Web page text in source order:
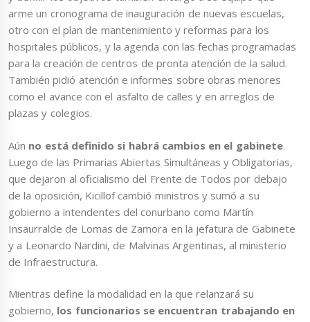
arme un cronograma de inauguración de nuevas escuelas,
otro con el plan de mantenimiento y reformas para los
hospitales públicos, y la agenda con las fechas programadas
para la creación de centros de pronta atención de la salud.
También pidió atención e informes sobre obras menores
como el avance con el asfalto de calles y en arreglos de
plazas y colegios.
Aún no está definido si habrá cambios en el gabinete.
Luego de las Primarias Abiertas Simultáneas y Obligatorias,
que dejaron al oficialismo del Frente de Todos por debajo
de la oposición, Kicillof cambió ministros y sumó a su
gobierno a intendentes del conurbano como Martín
Insaurralde de Lomas de Zamora en la jefatura de Gabinete
y a Leonardo Nardini, de Malvinas Argentinas, al ministerio
de Infraestructura.
Mientras define la modalidad en la que relanzará su
gobierno, los funcionarios se encuentran trabajando en